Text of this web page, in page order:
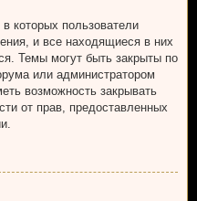
которых пользователи
и все находящиеся в них
Темы могут быть закрыты по
или администратором
возможность закрывать
от прав, предоставленных